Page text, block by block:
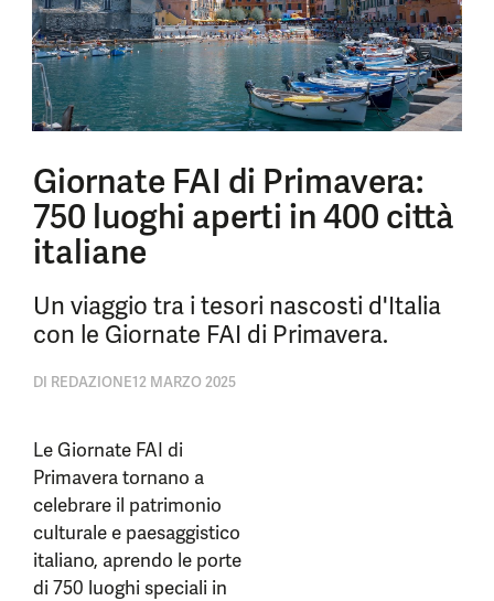
Giornate FAI di Primavera:
750 luoghi aperti in 400 città
italiane
Un viaggio tra i tesori nascosti d'Italia
con le Giornate FAI di Primavera.
DI REDAZIONE12 MARZO 2025
Le Giornate FAI di
Primavera tornano a
celebrare il patrimonio
culturale e paesaggistico
italiano, aprendo le porte
di 750 luoghi speciali in